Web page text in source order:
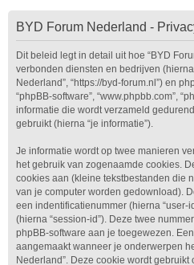
BYD Forum Nederland -
Dit beleid legt in detail uit hoe “BYD
verbonden diensten en bedrijven (hierna
Nederland”, “https://byd-forum.nl”) en
“phpBB-software”, “www.phpbb.com”,
informatie die wordt verzameld
gebruikt (hierna “je informatie”).
Je informatie wordt op twee manieren
het gebruik van zogenaamde cookies.
cookies aan (kleine tekstbestanden die
van je computer worden gedownload).
een indentificatienummer (hierna “user-
(hierna “session-id”). Deze twee
phpBB-software aan je toegewezen.
aangemaakt wanneer je onderwerpen
Nederland”. Deze cookie wordt gebruikt